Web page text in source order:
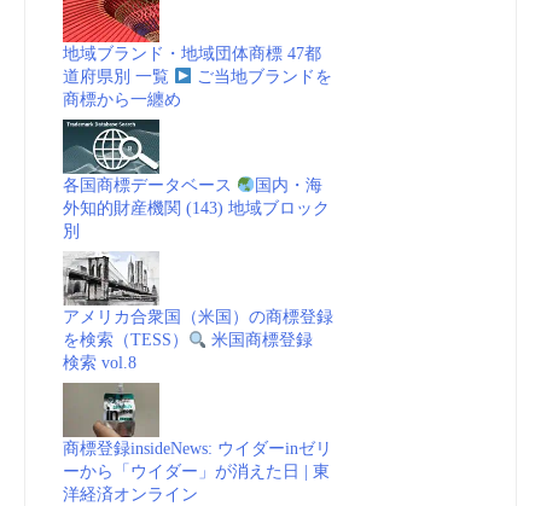
地域ブランド・地域団体商標 47都
道府県別 一覧
ご当地ブランドを
商標から一纏め
各国商標データベース
国内・海
外知的財産機関 (143) 地域ブロック
別
アメリカ合衆国（米国）の商標登録
を検索（TESS）
米国商標登録
検索 vol.8
商標登録insideNews: ウイダーinゼリ
ーから「ウイダー」が消えた日 | 東
洋経済オンライン